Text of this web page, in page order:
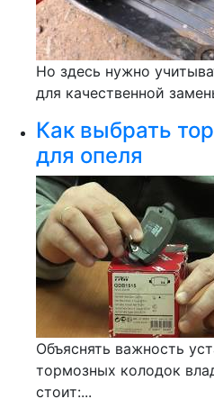
Но здесь нужно
для качественной
Как выбрать
для опеля
Объяснять важность
тормозных колодок
стоит:...